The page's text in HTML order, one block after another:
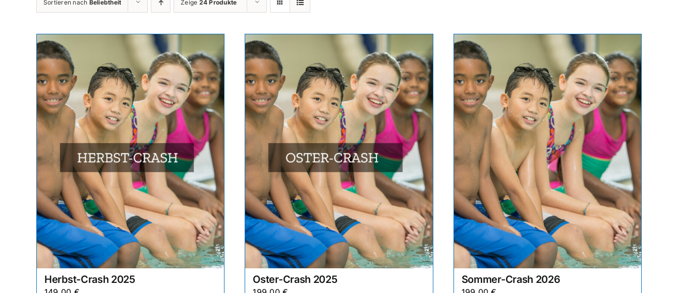
Sortieren nach Beliebtheit Zeige 24 Produkte
Herbst-Crash 2025 Oster-Crash 2025 Sommer-Crash 2026